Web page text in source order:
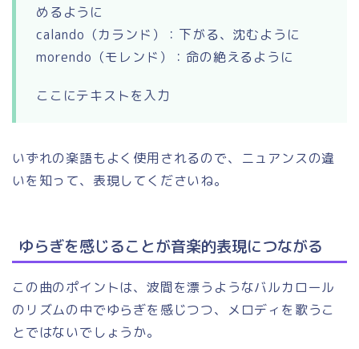
めるように
calando（カランド）：下がる、沈むように
morendo（モレンド）：命の絶えるように
ここにテキストを入力
いずれの楽語もよく使用されるので、ニュアンスの違
いを知って、表現してくださいね。
ゆらぎを感じることが音楽的表現につながる
この曲のポイントは、波間を漂うようなバルカロール
のリズムの中でゆらぎを感じつつ、メロディを歌うこ
とではないでしょうか。